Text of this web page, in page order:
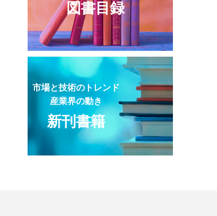
図書目録
市場と技術のトレンド
産業界の動き
新刊書籍